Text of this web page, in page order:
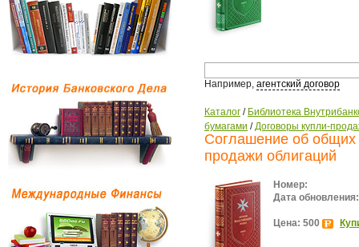
Например, агентский договор
Каталог / Библиотека
бумагами /Договоры купли-
Соглашение об общих
продажи облигаций
Номер:
Дата обновления:
Цена: 500